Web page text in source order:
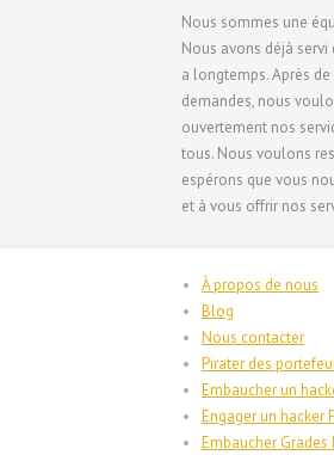
Nous sommes une
Nous avons déjà servi
a longtemps. Après
demandes, nous
ouvertement nos
tous. Nous voulons
espérons que vous
et à vous offrir nos
À propos de nous
Blog
Nous contacter
Pirater des
Embaucher un
Engager un hacker
Embaucher Grades